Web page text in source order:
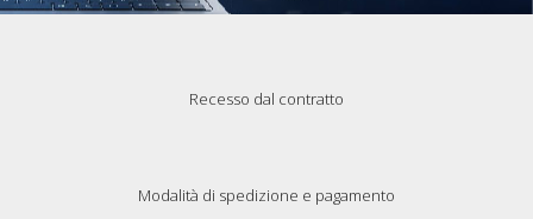
Recesso dal contratto
Modalità di spedizione e pagamento